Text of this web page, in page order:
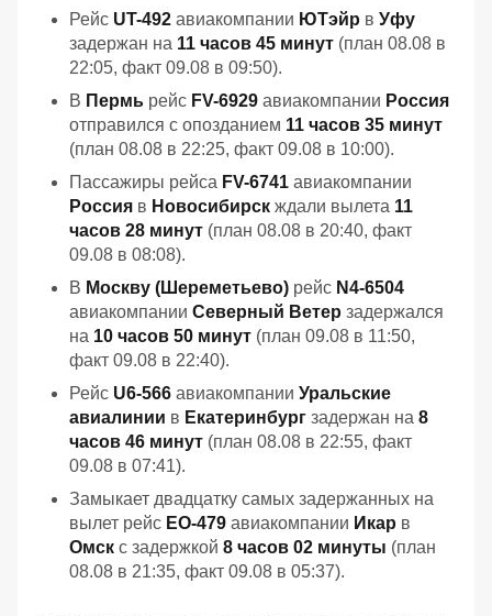
Рейс UT-492 авиакомпании ЮТэйр в Уфу
задержан на 11 часов 45 минут (план 08.08 в
22:05, факт 09.08 в 09:50).
В Пермь рейс FV-6929 авиакомпании Россия
отправился с опозданием 11 часов 35 минут
(план 08.08 в 22:25, факт 09.08 в 10:00).
Пассажиры рейса FV-6741 авиакомпании
Россия в Новосибирск ждали вылета 11
часов 28 минут (план 08.08 в 20:40, факт
09.08 в 08:08).
В Москву (Шереметьево) рейс N4-6504
авиакомпании Северный Ветер задержался
на 10 часов 50 минут (план 09.08 в 11:50,
факт 09.08 в 22:40).
Рейс U6-566 авиакомпании Уральские
авиалинии в Екатеринбург задержан на 8
часов 46 минут (план 08.08 в 22:55, факт
09.08 в 07:41).
Замыкает двадцатку самых задержанных на
вылет рейс EO-479 авиакомпании Икар в
Омск с задержкой 8 часов 02 минуты (план
08.08 в 21:35, факт 09.08 в 05:37).